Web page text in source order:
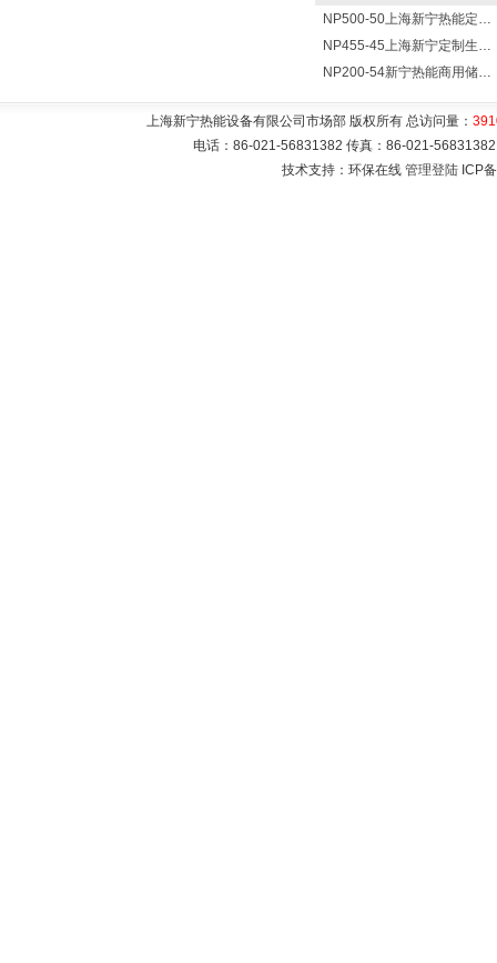
NP500-50上海新宁热能定制各式不锈钢水箱容器
NP455-45上海新宁定制生产各式不锈钢容器
NP200-54新宁热能商用储水式电热水器V=200升N=54千瓦
上海新宁热能设备有限公司市场部 版权所有 总访问量：
电话：86-021-56831382 传真：86-021-
技术支持：环保在线 管理登陆 ICP